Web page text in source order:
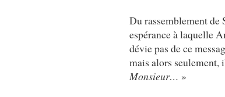
Du rassemblement de
espérance à laquelle
dévie pas de ce
mais alors seulement,
Monsieur… »